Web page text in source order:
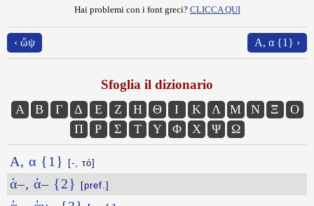
Hai problemi con i font greci? CLICCA QUI
‹ ὤψ Α, α {1} ›
Sfoglia il dizionario
Α Β Γ Δ Ε Ζ Η Θ Ι Κ Λ Μ Ν Ξ
Ο
Π
Ρ Σ Τ Υ Φ Χ Ψ Ω
Α, α {1} [-, τό]
ἁ–, ἀ– {2} [pref.]